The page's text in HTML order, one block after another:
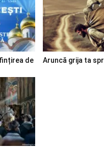
de
Aruncă grija ta